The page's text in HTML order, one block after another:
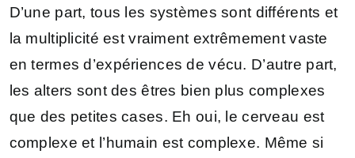
D’une part, tous les systèmes sont différents et
la multiplicité est vraiment extrêmement vaste
en termes d’expériences de vécu. D’autre part,
les alters sont des êtres bien plus complexes
que des petites cases. Eh oui, le cerveau est
complexe et l’humain est complexe. Même si